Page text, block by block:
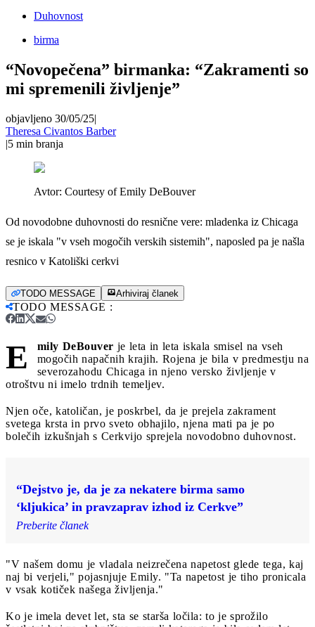
Duhovnost
birma
“Novopečena” birmanka: “Zakramenti so
mi spremenili življenje”
objavljeno 30/05/25|
Theresa Civantos Barber
|5 min branja
Avtor: Courtesy of Emily DeBouver
Od novodobne duhovnosti do resnične vere: mladenka iz Chicaga
se je iskala "v vseh mogočih verskih sistemih", naposled pa je našla
resnico v Katoliški cerkvi
TODO MESSAGE Arhiviraj članek
TODO MESSAGE :
E mily DeBouver je leta in leta iskala smisel na vseh
mogočih napačnih krajih. Rojena je bila v predmestju na
severozahodu Chicaga in njeno versko življenje v
otroštvu ni imelo trdnih temeljev.
Njen oče, katoličan, je poskrbel, da je prejela zakrament
svetega krsta in prvo sveto obhajilo, njena mati pa je po
bolečih izkušnjah s Cerkvijo sprejela novodobno duhovnost.
“Dejstvo je, da je za nekatere birma samo
‘kljukica’ in pravzaprav izhod iz Cerkve”
Preberite članek
"V našem domu je vladala neizrečena napetost glede tega, kaj
naj bi verjeli," pojasnjuje Emily. "Ta napetost je tiho pronicala
v vsak kotiček našega življenja."
Ko je imela devet let, sta se starša ločila: to je sprožilo